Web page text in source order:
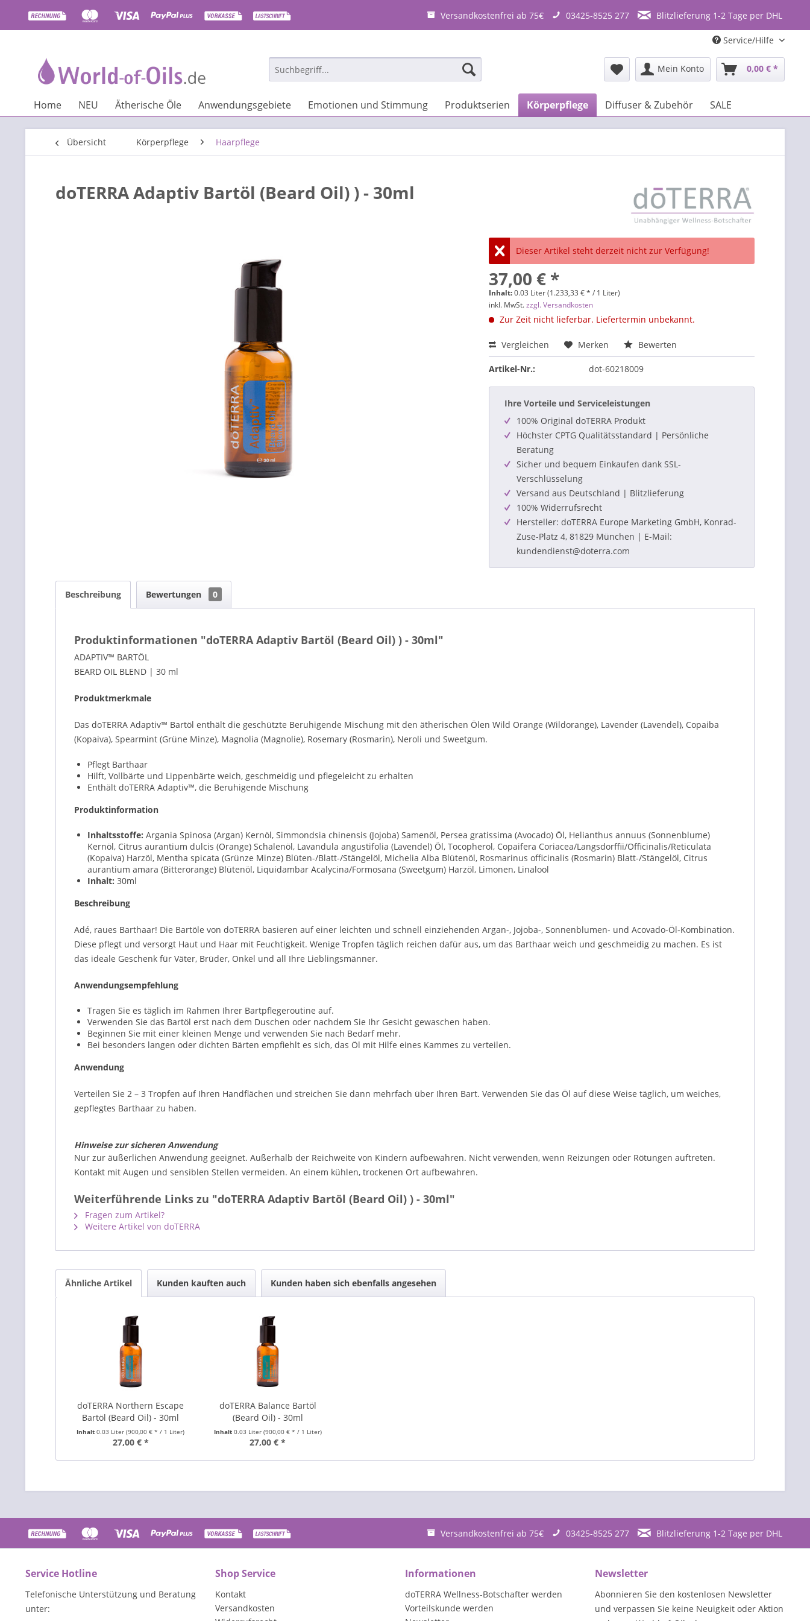
Versandkostenfrei ab 75€ 03425-8525 277 Blitzlieferung 1-2 Tage per DHL
Service/Hilfe
Mein Konto 0,00 € *
Home NEU Ätherische Öle Anwendungsgebiete Emotionen und Stimmung Produktserien Körperpflege Diffuser & Zubehör SALE
Übersicht Körperpflege Haarpflege
doTERRA Adaptiv Bartöl (Beard Oil) ) - 30ml
Dieser Artikel steht derzeit nicht zur Verfügung!
37,00 € *
Inhalt:0.03 Liter (1.233,33 € * / 1 Liter)
inkl. MwSt.zzgl. Versandkosten
Zur Zeit nicht lieferbar. Liefertermin unbekannt.
Vergleichen Merken Bewerten
Artikel-Nr.: dot-60218009
Ihre Vorteile und Serviceleistungen
100% Original doTERRA Produkt
Höchster CPTG Qualitätsstandard | Persönliche
Beratung
Sicher und bequem Einkaufen dank SSL-
Verschlüsselung
Versand aus Deutschland | Blitzlieferung
100% Widerrufsrecht
Hersteller: doTERRA Europe Marketing GmbH, Konrad-
Zuse-Platz 4, 81829 München | E-Mail:
kundendienst@doterra.com
Beschreibung Bewertungen 0
Produktinformationen "doTERRA Adaptiv Bartöl (Beard Oil) ) - 30ml"
ADAPTIV™ BARTÖL
BEARD OIL BLEND | 30 ml
Produktmerkmale
Das doTERRA Adaptiv™ Bartöl enthält die geschützte Beruhigende Mischung mit den ätherischen Ölen Wild Orange (Wildorange), Lavender (Lavendel), Copaiba
(Kopaiva), Spearmint (Grüne Minze), Magnolia (Magnolie), Rosemary (Rosmarin), Neroli und Sweetgum.
Pflegt Barthaar
Hilft, Vollbärte und Lippenbärte weich, geschmeidig und pflegeleicht zu erhalten
Enthält doTERRA Adaptiv™, die Beruhigende Mischung
Produktinformation
Inhaltsstoffe: Argania Spinosa (Argan) Kernöl, Simmondsia chinensis (Jojoba) Samenöl, Persea gratissima (Avocado) Öl, Helianthus annuus (Sonnenblume)
Kernöl, Citrus aurantium dulcis (Orange) Schalenöl, Lavandula angustifolia (Lavendel) Öl, Tocopherol, Copaifera Coriacea/Langsdorffii/Officinalis/Reticulata
(Kopaiva) Harzöl, Mentha spicata (Grünze Minze) Blüten-/Blatt-/Stängelöl, Michelia Alba Blütenöl, Rosmarinus officinalis (Rosmarin) Blatt-/Stängelöl, Citrus
aurantium amara (Bitterorange) Blütenöl, Liquidambar Acalycina/Formosana (Sweetgum) Harzöl, Limonen, Linalool
Inhalt: 30ml
Beschreibung
Adé, raues Barthaar! Die Bartöle von doTERRA basieren auf einer leichten und schnell einziehenden Argan-, Jojoba-, Sonnenblumen- und Acovado-Öl-Kombination.
Diese pflegt und versorgt Haut und Haar mit Feuchtigkeit. Wenige Tropfen täglich reichen dafür aus, um das Barthaar weich und geschmeidig zu machen. Es ist
das ideale Geschenk für Väter, Brüder, Onkel und all Ihre Lieblingsmänner.
Anwendungsempfehlung
Tragen Sie es täglich im Rahmen Ihrer Bartpflegeroutine auf.
Verwenden Sie das Bartöl erst nach dem Duschen oder nachdem Sie Ihr Gesicht gewaschen haben.
Beginnen Sie mit einer kleinen Menge und verwenden Sie nach Bedarf mehr.
Bei besonders langen oder dichten Bärten empfiehlt es sich, das Öl mit Hilfe eines Kammes zu verteilen.
Anwendung
Verteilen Sie 2 – 3 Tropfen auf Ihren Handflächen und streichen Sie dann mehrfach über Ihren Bart. Verwenden Sie das Öl auf diese Weise täglich, um weiches,
gepflegtes Barthaar zu haben.
Hinweise zur sicheren Anwendung
Nur zur äußerlichen Anwendung geeignet. Außerhalb der Reichweite von Kindern aufbewahren. Nicht verwenden, wenn Reizungen oder Rötungen auftreten.
Kontakt mit Augen und sensiblen Stellen vermeiden. An einem kühlen, trockenen Ort aufbewahren.
Weiterführende Links zu "doTERRA Adaptiv Bartöl (Beard Oil) ) - 30ml"
Fragen zum Artikel?
Weitere Artikel von doTERRA
Ähnliche Artikel Kunden kauften auch Kunden haben sich ebenfalls angesehen
doTERRA Northern Escape
Bartöl (Beard Oil) - 30ml
Inhalt0.03 Liter(900,00 € * / 1 Liter)
27,00 € *
doTERRA Balance Bartöl
(Beard Oil) - 30ml
Inhalt 0.03 Liter (900,00 € * / 1 Liter)
27,00 € *
Versandkostenfrei ab 75€ 03425-8525 277 Blitzlieferung 1-2 Tage per DHL
Service Hotline
Telefonische Unterstützung und Beratung
unter:
Shop Service
Kontakt
Versandkosten
Informationen
doTERRA Wellness-Botschafter werden
Vorteilskunde werden
Newsletter
Abonnieren Sie den kostenlosen Newsletter
und verpassen Sie keine Neuigkeit oder Aktion